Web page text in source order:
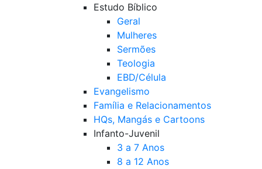
Estudo Bíblico
Geral
Mulheres
Sermões
Teologia
EBD/Célula
Evangelismo
Família e Relacionamentos
HQs, Mangás e Cartoons
Infanto-Juvenil
3 a 7 Anos
8 a 12 Anos